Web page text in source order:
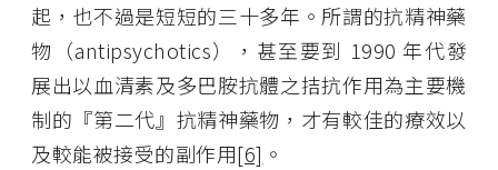
起，也不過是短短的三十多年。所謂的抗精神藥
物（antipsychotics），甚至要到 1990 年代發
展出以血清素及多巴胺抗體之拮抗作用為主要機
制的『第二代』抗精神藥物，才有較佳的療效以
及較能被接受的副作用[6] 。